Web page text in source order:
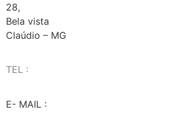
28,
Bela vista
Claúdio – MG
TEL :
E- MAIL :